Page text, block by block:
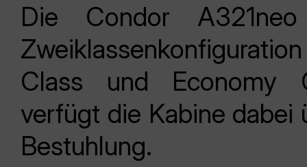
Die Condor
Class und Economy
verfügt die Kabine
Bestuhlung.